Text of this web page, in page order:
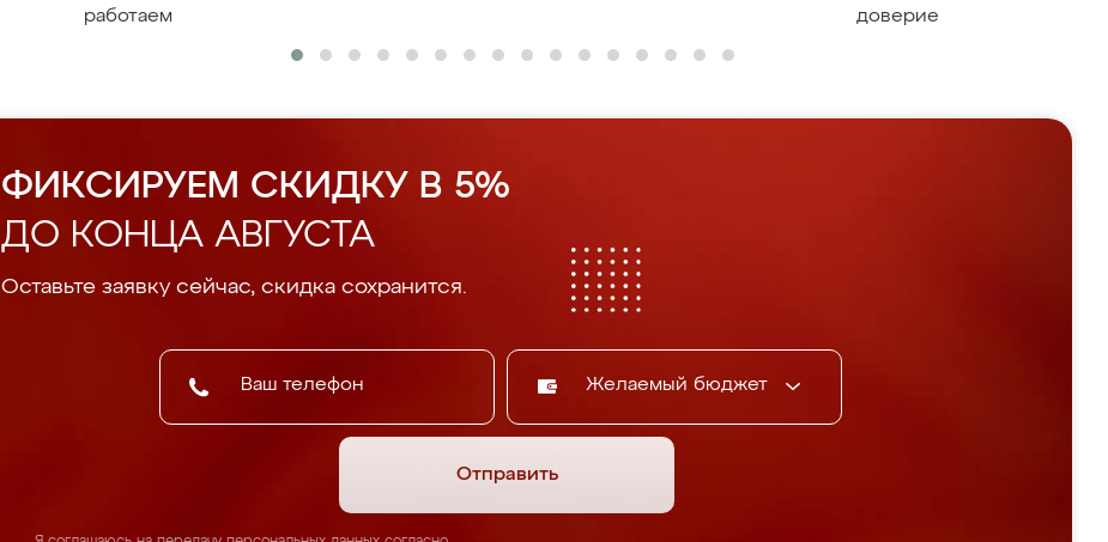
работаем
доверие
ФИКСИРУЕМ СКИДКУ В 5%
ДО КОНЦА АВГУСТА
Оставьте заявку сейчас, скидка сохранится.
Желаемый бюджет
Отправить